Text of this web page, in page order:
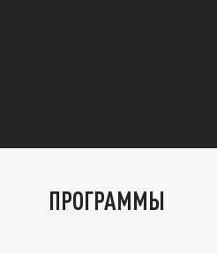
ПРОГРАММЫ